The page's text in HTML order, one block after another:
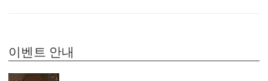
이벤트 안내